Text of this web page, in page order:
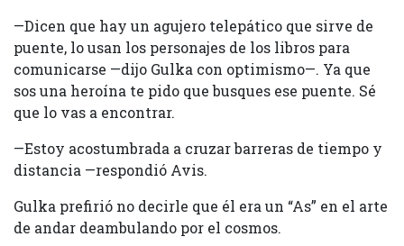
—Dicen que hay un agujero telepático que sirve de
puente, lo usan los personajes de los libros para
comunicarse —dijo Gulka con optimismo—. Ya que
sos una heroína te pido que busques ese puente. Sé
que lo vas a encontrar.
—Estoy acostumbrada a cruzar barreras de tiempo y
distancia —respondió Avis.
Gulka prefirió no decirle que él era un “As” en el arte
de andar deambulando por el cosmos.